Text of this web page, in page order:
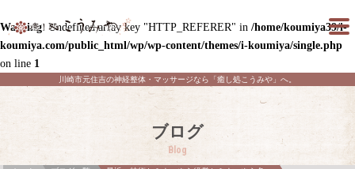
Warning: Undefined array key "HTTP_REFERER" in /home/koumiya39/i-
koumiya.com/public_html/wp/wp-content/themes/i-koumiya/single.php
on line 1
川崎市元住吉の神経整体・マッサージなら「癒し処こうみや」へ。
ブログ
Blog